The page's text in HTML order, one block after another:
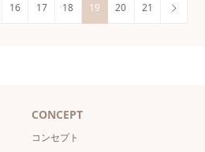
16 17 18 19 20 21
CONCEPT
コンセプト